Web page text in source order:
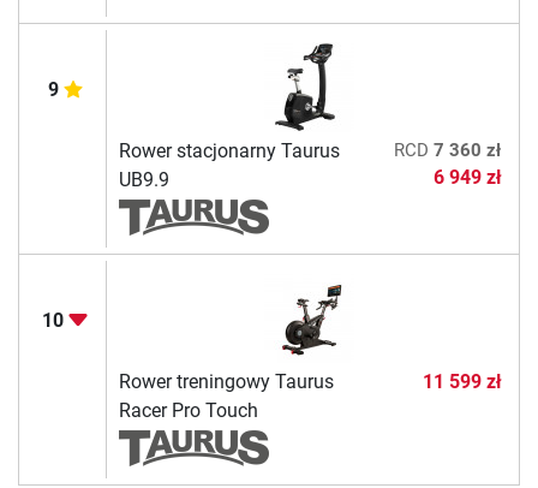
9
Rower stacjonarny Taurus
UB9.9
RCD 7 360 zł
6 949 zł
10
Rower treningowy Taurus
Racer Pro Touch
11 599 zł